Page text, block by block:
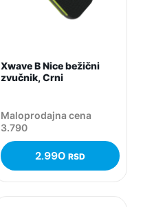
Xwave B Nice bežični
zvučnik, Crni
Maloprodajna cena
3.790
2.990 RSD